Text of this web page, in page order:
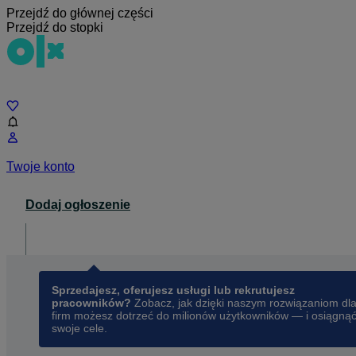
Przejdź do głównej części
Przejdź do stopki
Twoje konto
Dodaj ogłoszenie
Sprzedajesz, oferujesz usługi lub rekrutujesz
pracowników? Zobacz, jak dzięki naszym rozwiązaniom dla
firm możesz dotrzeć do milionów użytkowników — i osiągnąć
swoje cele.